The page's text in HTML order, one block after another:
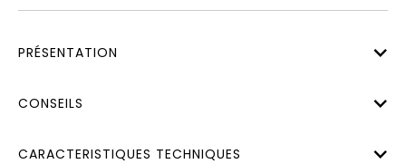
PRÉSENTATION
CONSEILS
CARACTERISTIQUES TECHNIQUES